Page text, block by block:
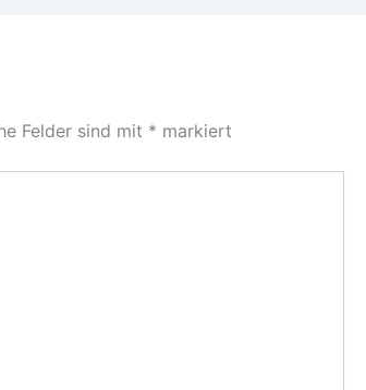
Felder sind mit * markiert